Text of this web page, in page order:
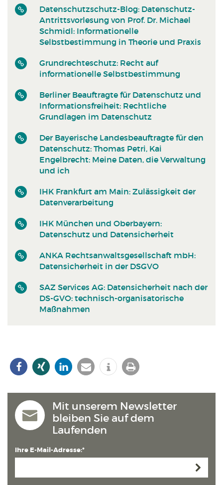
Datenschutzschutz-Blog: Datenschutz-
Antrittsvorlesung von Prof. Dr. Michael
Schmidl: Informationelle
Selbstbestimmung in Theorie und Praxis
Grundrechteschutz: Recht auf
informationelle Selbstbestimmung
Berliner Beauftragte für Datenschutz und
Informationsfreiheit: Rechtliche
Grundlagen im Datenschutz
Der Bayerische Landesbeauftragte für den
Datenschutz: Thomas Petri, Kai
Engelbrecht: Meine Daten, die Verwaltung
und ich
IHK Frankfurt am Main: Zulässigkeit der
Datenverarbeitung
IHK München und Oberbayern:
Datenschutz und Datensicherheit
ANKA Rechtsanwaltsgesellschaft mbH:
Datensicherheit in der DSGVO
SAZ Services AG: Datensicherheit nach der
DS-GVO: technisch-organisatorische
Maßnahmen
Mit unserem Newsletter
bleiben Sie auf dem
Laufenden
Ihre E-Mail-Adresse:*